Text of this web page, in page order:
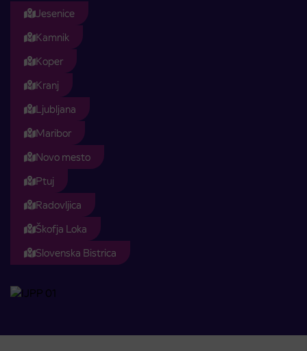
Jesenice
Kamnik
Koper
Kranj
Ljubljana
Maribor
Novo mesto
Ptuj
Radovljica
Škofja Loka
Slovenska Bistrica